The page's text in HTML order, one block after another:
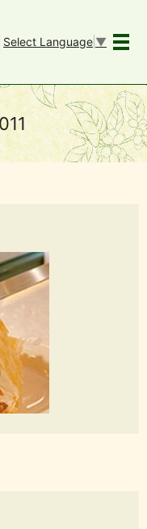
メ
Select Language ▼